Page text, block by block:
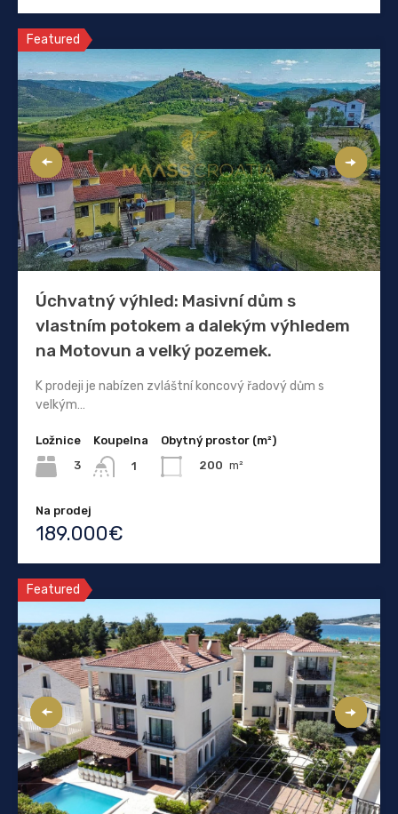
Featured
Úchvatný výhled: Masivní dům s
vlastním potokem a dalekým výhledem
na Motovun a velký pozemek.
K prodeji je nabízen zvláštní koncový řadový dům s
velkým…
Ložnice
3
Koupelna
1
Obytný prostor (m²)
200 m²
Na prodej
189.000€
Featured